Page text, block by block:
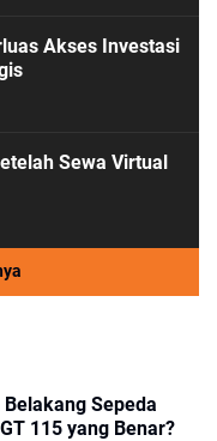
Akses Investasi
Sewa Virtual
Sepeda
115 yang Benar?